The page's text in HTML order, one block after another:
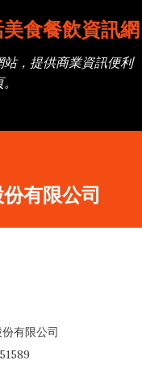
跳到主要內容
食餐飲資訊網
站，提供商業資訊便利
有限公司
有限公司